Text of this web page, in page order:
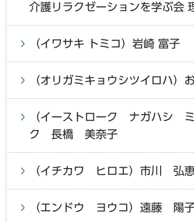
介護リラクゼーションを学ぶ会
（イワサキ トミコ）岩崎 富子
（オリガミキョウシツイロハ）
（イーストローク ナガハシ
ク 長橋 美奈子
（イチカワ ヒロエ）市川 弘
（エンドウ ヨウコ）遠藤 陽